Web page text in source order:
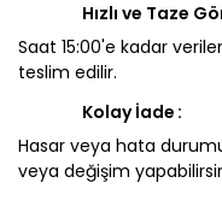
Hızlı ve Taze
Saat 15:00'e kadar
teslim edilir.
Kolay İade
Hasar veya hata
veya değişim